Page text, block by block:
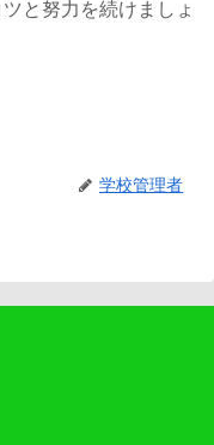
と努力を続けましょ
学校管理者